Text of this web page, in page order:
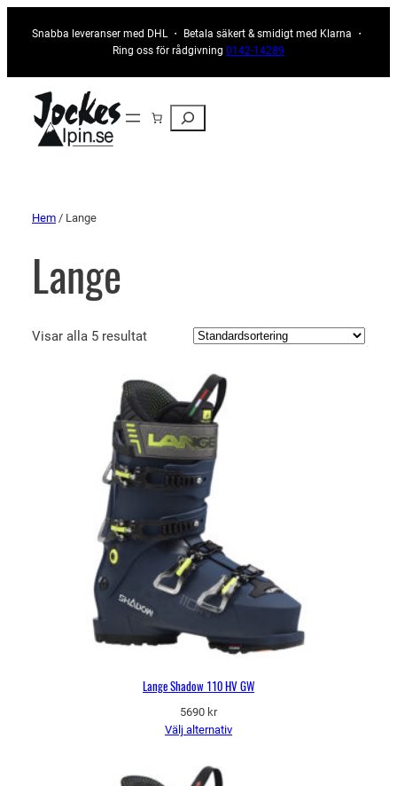
Snabba leveranser med DHL ・ Betala säkert & smidigt med Klarna ・
Ring oss för rådgivning 0142-14289
Sök
Hem / Lange
Lange
Visar alla 5 resultat
Lange Shadow 110 HV GW
5690 kr
Välj alternativ